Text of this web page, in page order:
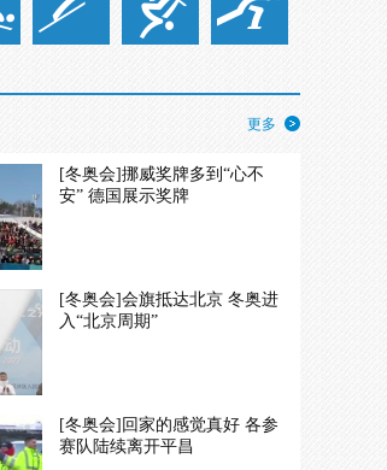
更多
[冬奥会]挪威奖牌多到“心不
安” 德国展示奖牌
[冬奥会]会旗抵达北京 冬奥进
入“北京周期”
[冬奥会]回家的感觉真好 各参
赛队陆续离开平昌